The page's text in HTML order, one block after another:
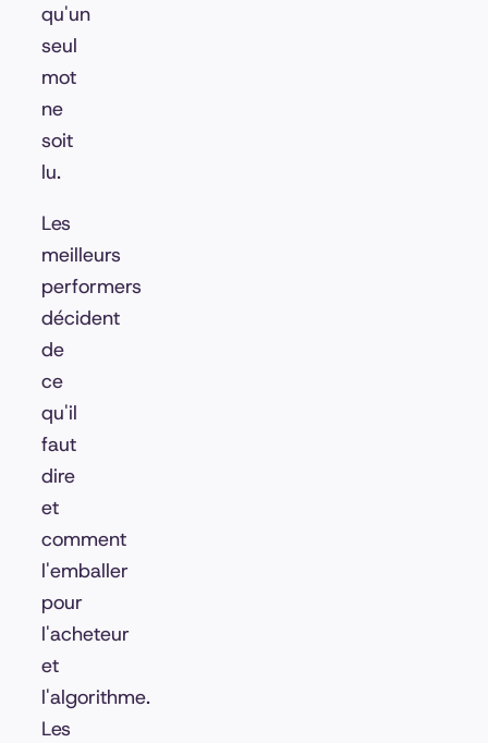
qu'un
seul
mot
ne
soit
lu.
Les
meilleurs
performers
décident
de
ce
qu'il
faut
dire
et
comment
l'emballer
pour
l'acheteur
et
l'algorithme.
Les